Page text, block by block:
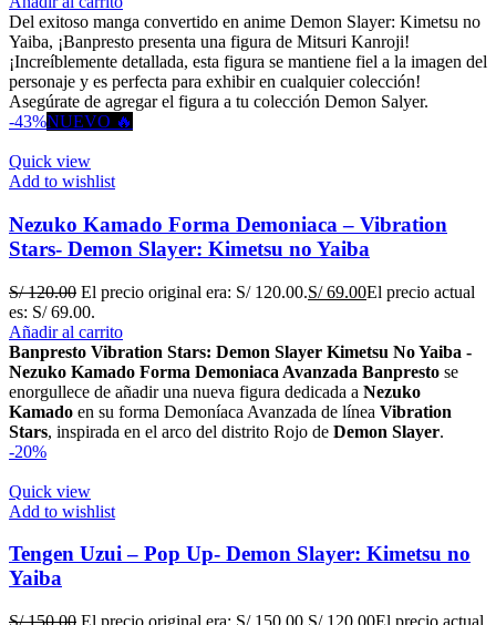
Del exitoso manga convertido en anime Demon Slayer: Kimetsu no
Yaiba, ¡Banpresto presenta una figura de Mitsuri Kanroji!
¡Increíblemente detallada, esta figura se mantiene fiel a la imagen del
personaje y es perfecta para exhibir en cualquier colección!
Asegúrate de agregar el figura a tu colección Demon Salyer.
-43%NUEVO 🔥
Quick view
Add to wishlist
Nezuko Kamado Forma Demoniaca – Vibration
Stars- Demon Slayer: Kimetsu no Yaiba
S/120.00 El precio original era: S/ 120.00.S/69.00El precio actual
es: S/ 69.00.
Añadir al carrito
Banpresto Vibration Stars: Demon Slayer Kimetsu No Yaiba -
Nezuko Kamado Forma Demoniaca Avanzada Banpresto se
enorgullece de añadir una nueva figura dedicada a Nezuko
Kamado en su forma Demoníaca Avanzada de línea Vibration
Stars, inspirada en el arco del distrito Rojo de Demon Slayer.
-20%
Quick view
Add to wishlist
Tengen Uzui – Pop Up- Demon Slayer: Kimetsu no
Yaiba
S/150.00 El precio original era: S/ 150.00.S/120.00El precio actual